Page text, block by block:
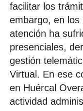
facilitar los
embargo, en
atención ha
presenciales,
gestión
Virtual. En ese
en Huércal
actividad